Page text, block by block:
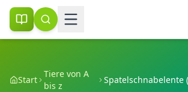
Start
Tiere von A
bis z